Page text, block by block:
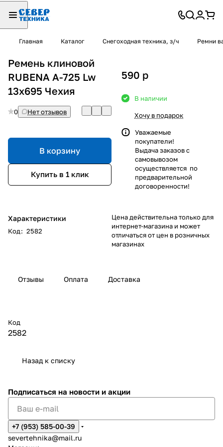
Главная Каталог Снегоходная техника, з/ч Ремни
Ремень клиновой
RUBENA А-725 Lw
13х695 Чехия
0 Нет отзывов
В корзину
Купить в 1 клик
Характеристики
Код: 2582
590 p
В наличии
Хочу в подарок
Уважаемые
покупатели!
Выдача заказов с
самовывозом
осуществляется по
предварительной
договоренности!
Цена действительна только для
интернет-магазина и может
отличаться от цен в розничных
магазинах
Отзывы Оплата Доставка
Код
2582
Назад к списку
Подписаться на новости и акции
+7 (953) 585-00-39
severtehnika@mail.ru